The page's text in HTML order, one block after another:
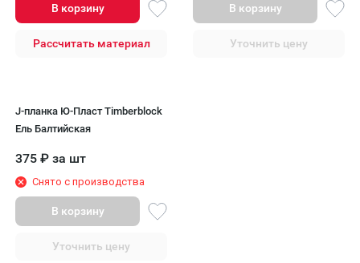
В корзину
Рассчитать материал
В корзину
Уточнить цену
J-планка Ю-Пласт Timberblock
Ель Балтийская
375 ₽ за шт
Снято с производства
В корзину
Уточнить цену